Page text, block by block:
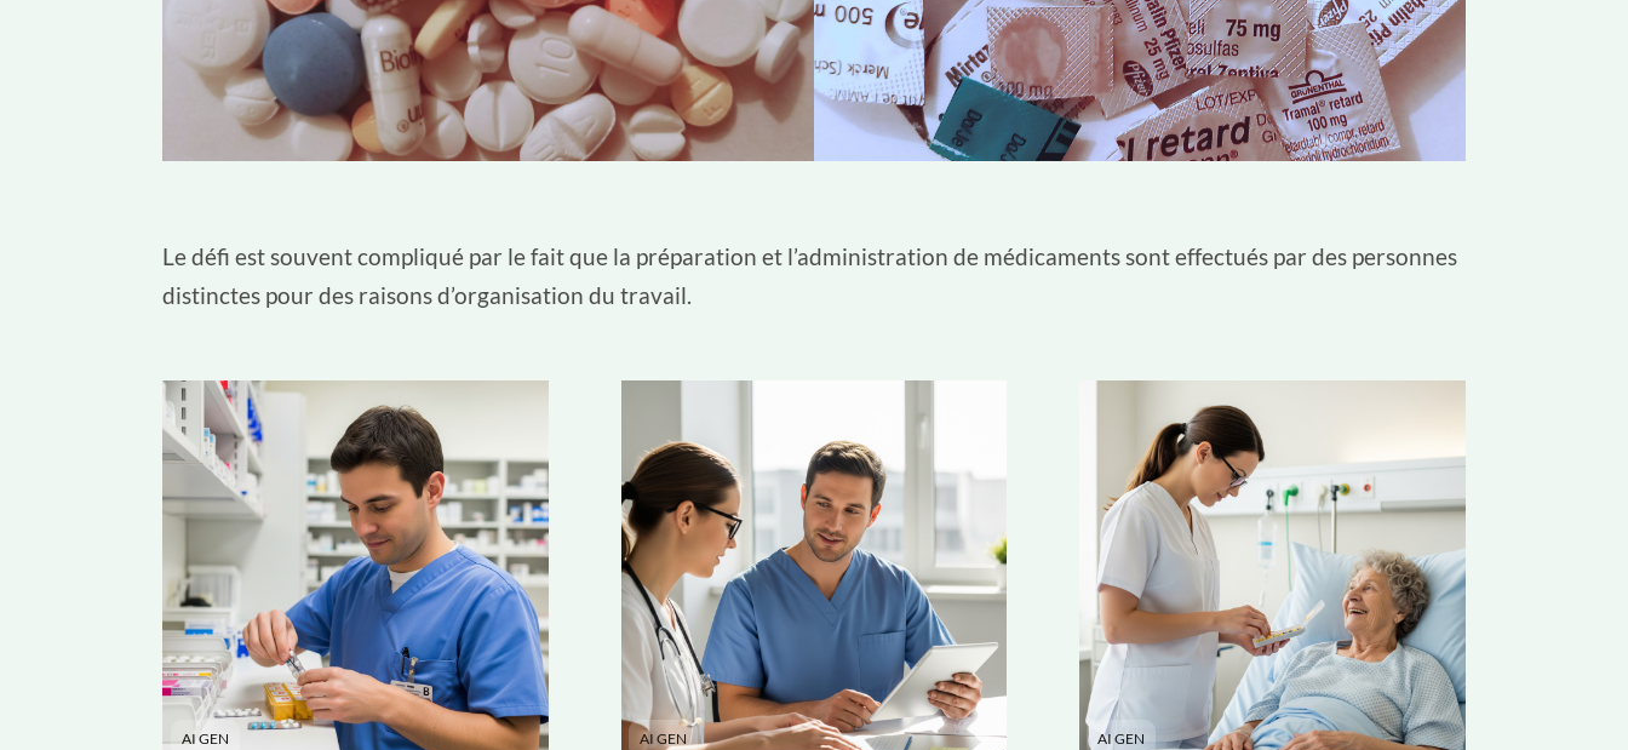
Le défi est souvent compliqué par le fait que la préparation et l’administration de médicaments sont effectués par des personnes
distinctes pour des raisons d’organisation du travail.
AI GEN AI GEN AI GEN